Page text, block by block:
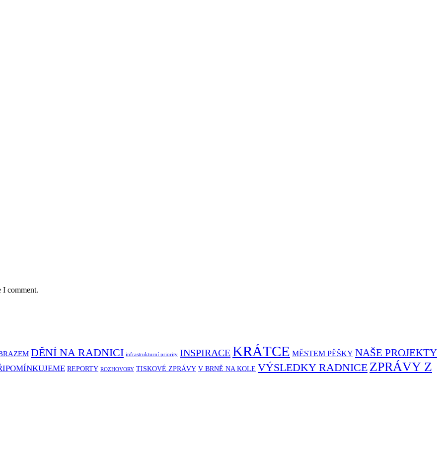
I comment.
DĚNÍ NA RADNICI infrastrukturní priority INSPIRACEKRÁTCE MĚSTEM PĚŠKY NAŠE PROJEKTY
REPORTY ROZHOVORY TISKOVÉ ZPRÁVY V BRNĚ NA KOLE VÝSLEDKY RADNICE ZPRÁVY Z